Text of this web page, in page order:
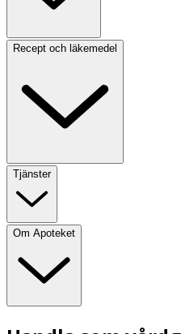
Recept och läkemedel
Tjänster
Om Apoteket